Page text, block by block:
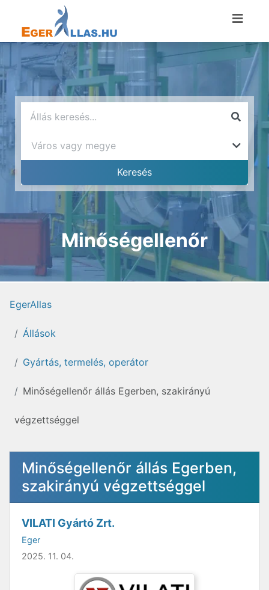
Minőségellenőr
EgerAllas
Állások
Gyártás, termelés, operátor
Minőségellenőr állás Egerben, szakirányú
végzettséggel
Minőségellenőr állás Egerben,
szakirányú végzettséggel
VILATI Gyártó Zrt.
Eger
2025. 11. 04.